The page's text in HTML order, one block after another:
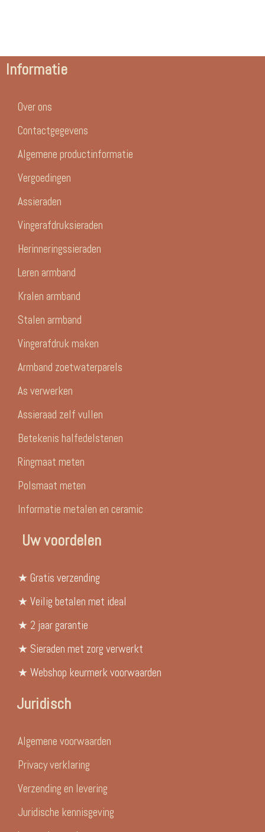
Informatie
Over ons
Contactgegevens
Algemene productinformatie
Vergoedingen
Assieraden
Vingerafdruksieraden
Herinneringssieraden
Leren armband
Kralen armband
Stalen armband
Vingerafdruk maken
Armband zoetwaterparels
As verwerken
Assieraad zelf vullen
Betekenis halfedelstenen
Ringmaat meten
Polsmaat meten
Informatie metalen en ceramic
Uw voordelen
★ Gratis verzending
★ Veilig betalen met ideal
★ 2 jaar garantie
★ Sieraden met zorg verwerkt
★ Webshop keurmerk voorwaarden
Juridisch
Algemene voorwaarden
Privacy verklaring
Verzending en levering
Juridische kennisgeving